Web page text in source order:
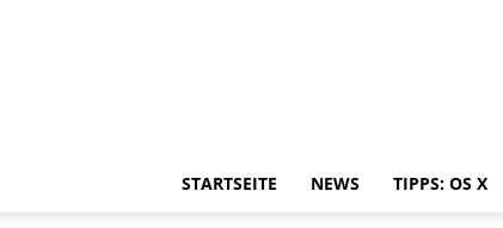
STARTSEITE NEWS TIPPS: OS X